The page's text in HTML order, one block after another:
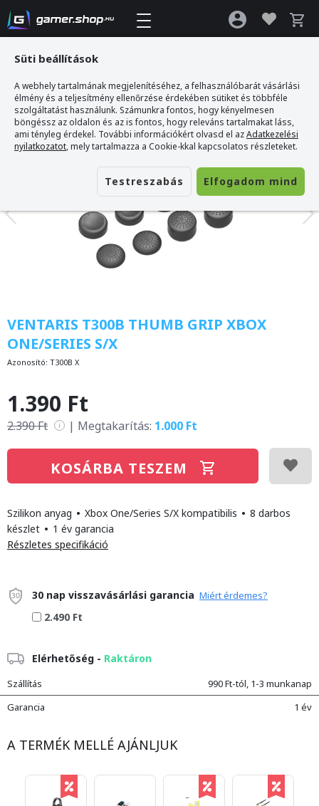
Gamer webshop >Ventaris T300B Thumb Grip Xbox One/Series S/X
VENTARIS T300B THUMB GRIP XBOX
ONE/SERIES S/X
Azonosító: T300B X
1.390 Ft
2.390 Ft i | Megtakarítás: 1.000 Ft
KOSÁRBA TESZEM
Szilikon anyag • Xbox One/Series S/X kompatibilis • 8 darbos
készlet • 1 év garancia
Részletes specifikáció
30 nap visszavásárlási garancia Miért érdemes?
2.490 Ft
Elérhetőség - Raktáron
Szállítás
990 Ft-tól, 1-3 munkanap
Garancia
1 év
A TERMÉK MELLÉ AJÁNLJUK
Süti beállítások
A webhely tartalmának megjelenítéséhez, a felhasználóbarát vásárlási
élmény és a teljesítmény ellenőrzése érdekében sütiket és többféle
szolgáltatást használunk. Számunkra fontos, hogy kényelmesen
böngéssz az oldalon és az is fontos, hogy releváns tartalmakat láss,
ami tényleg érdekel. További információkért olvasd el azAdatkezelési
nyilatkozatot, mely tartalmazza a Cookie-kkal kapcsolatos részleteket.
Testreszabás Elfogadom mind